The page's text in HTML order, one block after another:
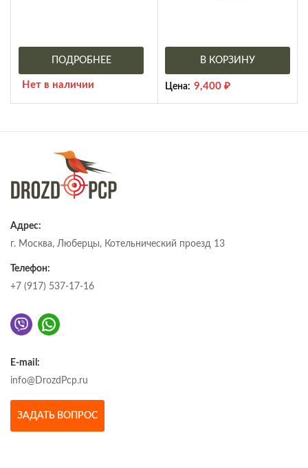
ПОДРОБНЕЕ
Нет в наличии
В КОРЗИНУ
Цена: 9,400 ₽
Адрес:
г. Москва, Люберцы, Котельнический проезд 13
Телефон:
+7 (917) 537-17-16
E-mail:
info@DrozdPcp.ru
ЗАДАТЬ ВОПРОС